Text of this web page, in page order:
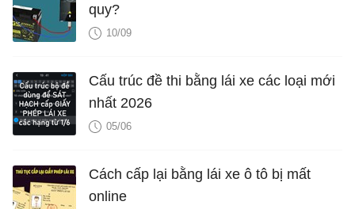
quy?
10/09
Cấu trúc đề thi bằng lái xe các loại mới
nhất 2026
05/06
Cách cấp lại bằng lái xe ô tô bị mất
online